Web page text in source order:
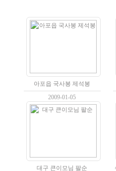
아포읍 국사봉 제석봉
2009-01-05
대구 큰이모님 팔순